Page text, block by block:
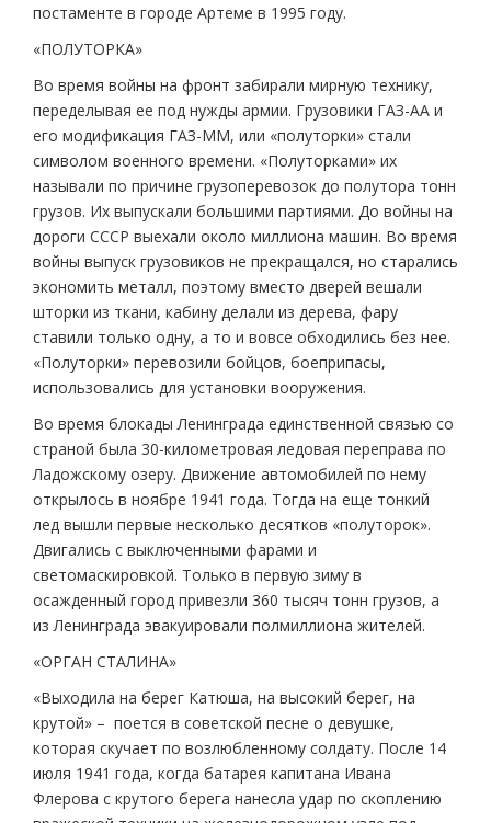
постаменте в городе Артеме в 1995 году.
«ПОЛУТОРКА»
Во время войны на фронт забирали мирную технику,
переделывая ее под нужды армии. Грузовики ГАЗ-АА и
его модификация ГАЗ-ММ, или «полуторки» стали
символом военного времени. «Полуторками» их
называли по причине грузоперевозок до полутора тонн
грузов. Их выпускали большими партиями. До войны на
дороги СССР выехали около миллиона машин. Во время
войны выпуск грузовиков не прекращался, но старались
экономить металл, поэтому вместо дверей вешали
шторки из ткани, кабину делали из дерева, фару
ставили только одну, а то и вовсе обходились без нее.
«Полуторки» перевозили бойцов, боеприпасы,
использовались для установки вооружения.
Во время блокады Ленинграда единственной связью со
страной была 30-километровая ледовая переправа по
Ладожскому озеру. Движение автомобилей по нему
открылось в ноябре 1941 года. Тогда на еще тонкий
лед вышли первые несколько десятков «полуторок».
Двигались с выключенными фарами и
светомаскировкой. Только в первую зиму в
осажденный город привезли 360 тысяч тонн грузов, а
из Ленинграда эвакуировали полмиллиона жителей.
«ОРГАН СТАЛИНА»
«Выходила на берег Катюша, на высокий берег, на
крутой» – поется в советской песне о девушке,
которая скучает по возлюбленному солдату. После 14
июля 1941 года, когда батарея капитана Ивана
Флерова с крутого берега нанесла удар по скоплению